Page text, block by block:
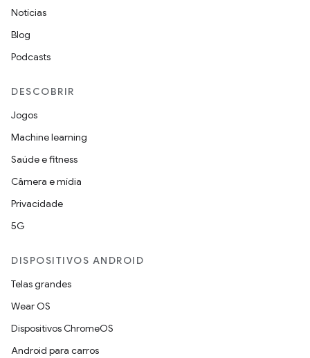
Notícias
Blog
Podcasts
DESCOBRIR
Jogos
Machine learning
Saúde e fitness
Câmera e mídia
Privacidade
5G
DISPOSITIVOS ANDROID
Telas grandes
Wear OS
Dispositivos ChromeOS
Android para carros